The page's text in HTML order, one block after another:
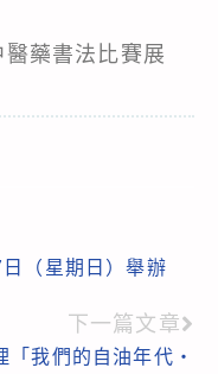
醫藥書法比賽展
（星期日）舉辦
下一篇文章
「我們的自油年代‧